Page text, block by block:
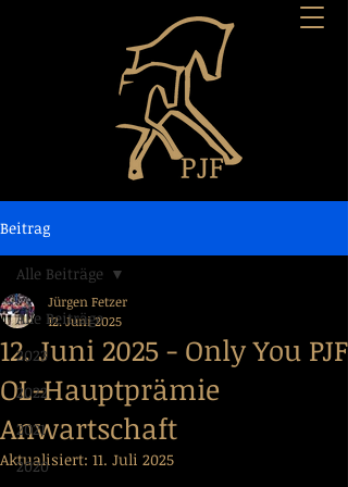
Beitrag
Alle Beiträge
2023
2022
2021
2020
Alle Beiträge
12. Juni 2025 - Only You PJF
OL-Hauptprämie
Anwartschaft
Jürgen Fetzer
12. Juni 2025
Aktualisiert: 11. Juli 2025